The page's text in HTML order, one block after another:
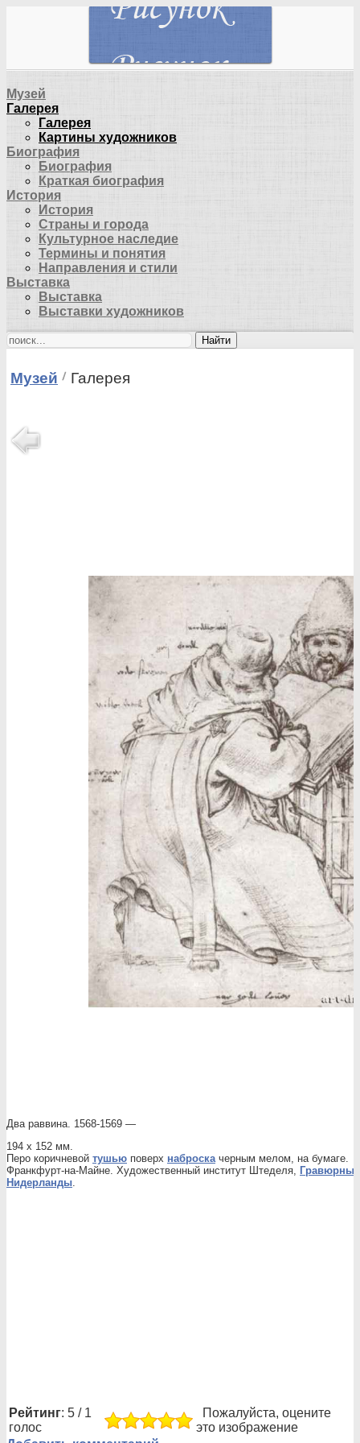
Музей
Галерея
Галерея
Картины художников
Биография
Биография
Краткая биография
История
История
Страны и города
Культурное наследие
Термины и понятия
Направления и стили
Выставка
Выставка
Выставки художников
Найти
Музей Галерея
Два раввина. 1568-1569 —
194 х 152 мм.
Перо коричневой тушью поверх наброскачерным мелом, на бумаге.
Франкфурт-на-Майне. Художественный институт Штеделя, Гравюрный
Нидерланды.
Рейтинг: 5 / 1
голос
Пожалуйста, оцените
это изображение